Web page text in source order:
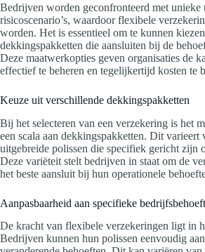
Bedrijven worden geconfronteerd met unieke
risicoscenario’s, waardoor flexibele
worden. Het is essentieel om te kunnen
dekkingspakketten die aansluiten bij de
Deze maatwerkopties geven organisaties de
effectief te beheren en tegelijkertijd kosten te
Keuze uit verschillende dekkingspakketten
Bij het selecteren van een verzekering is het
een scala aan dekkingspakketten. Dit varieert
uitgebreide polissen die specifiek gericht zijn
Deze variëteit stelt bedrijven in staat om de
het beste aansluit bij hun operationele
Aanpasbaarheid aan specifieke
De kracht van flexibele verzekeringen ligt in
Bedrijven kunnen hun polissen eenvoudig